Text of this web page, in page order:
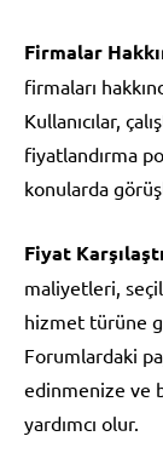
Firmalar
firmaları
Kullanıcılar,
fiyatlandırma
konularda
Fiyat
maliyetleri,
hizmet türüne
Forumlardaki
edinmenize ve
yardımcı olur.